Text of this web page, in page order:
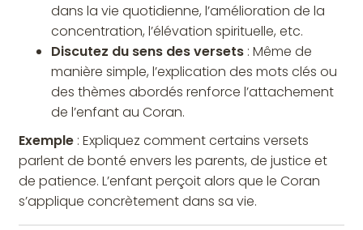
dans la vie quotidienne, l’amélioration de la
concentration, l’élévation spirituelle, etc.
Discutez du sens des versets : Même de
manière simple, l’explication des mots clés ou
des thèmes abordés renforce l’attachement
de l’enfant au Coran.
Exemple : Expliquez comment certains versets
parlent de bonté envers les parents, de justice et
de patience. L’enfant perçoit alors que le Coran
s’applique concrètement dans sa vie.